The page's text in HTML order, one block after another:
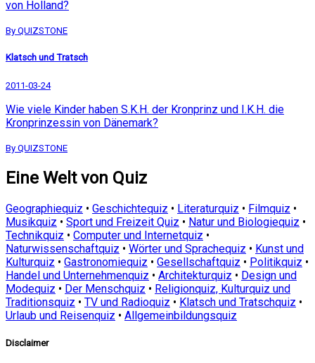
von Holland?
By QUIZSTONE
Klatsch und Tratsch
2011-03-24
Wie viele Kinder haben S.K.H. der Kronprinz und I.K.H. die
Kronprinzessin von Dänemark?
By QUIZSTONE
Eine Welt von Quiz
Geographiequiz • Geschichtequiz • Literaturquiz • Filmquiz •
Musikquiz • Sport und Freizeit Quiz • Natur und Biologiequiz •
Technikquiz • Computer und Internetquiz •
Naturwissenschaftquiz • Wörter und Sprachequiz • Kunst und
Kulturquiz • Gastronomiequiz • Gesellschaftquiz • Politikquiz •
Handel und Unternehmenquiz • Architekturquiz • Design und
Modequiz • Der Menschquiz • Religionquiz, Kulturquiz und
Traditionsquiz • TV und Radioquiz • Klatsch und Tratschquiz •
Urlaub und Reisenquiz • Allgemeinbildungsquiz
Disclaimer